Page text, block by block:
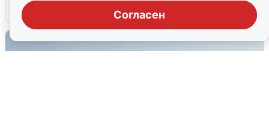
Согласен
6 августа